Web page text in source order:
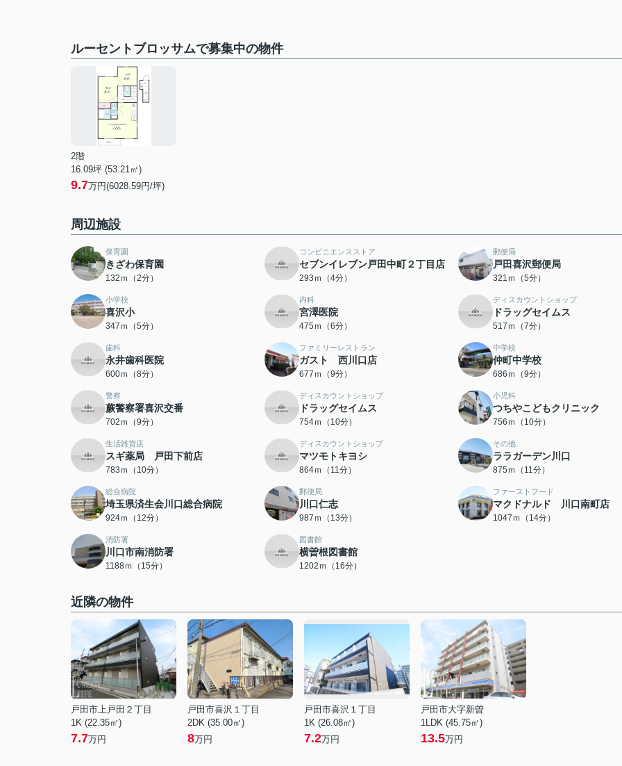
ルーセントブロッサムで募集中の物件
2階
16.09坪 (53.21㎡)
9.7万円(6028.59円/坪)
周辺施設
保育園
きざわ保育園
132ｍ（2分）
コンビニエンスストア
セブンイレブン戸田中町２丁目店
293ｍ（4分）
郵便局
戸田喜沢郵便局
321ｍ（5分）
小学校
喜沢小
347ｍ（5分）
内科
宮澤医院
475ｍ（6分）
ディスカウントショップ
ドラッグセイムス
517ｍ（7分）
歯科
永井歯科医院
600ｍ（8分）
ファミリーレストラン
ガスト 西川口店
677ｍ（9分）
中学校
仲町中学校
686ｍ（9分）
警察
蕨警察署喜沢交番
702ｍ（9分）
ディスカウントショップ
ドラッグセイムス
754ｍ（10分）
小児科
つちやこどもクリニック
756ｍ（10分）
生活雑貨店
スギ薬局 戸田下前店
783ｍ（10分）
ディスカウントショップ
マツモトキヨシ
864ｍ（11分）
その他
ララガーデン川口
875ｍ（11分）
総合病院
埼玉県済生会川口総合病院
924ｍ（12分）
郵便局
川口仁志
987ｍ（13分）
ファーストフード
マクドナルド 川口南町店
1047ｍ（14分）
消防署
川口市南消防署
1188ｍ（15分）
図書館
横曽根図書館
1202ｍ（16分）
近隣の物件
戸田市上戸田２丁目
1K (22.35㎡)
7.7万円
戸田市喜沢１丁目
2DK (35.00㎡)
8万円
戸田市喜沢１丁目
1K (26.08㎡)
7.2万円
戸田市大字新曽
1LDK (45.75㎡)
13.5万円